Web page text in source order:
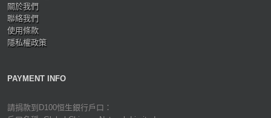
關於我們
聯絡我們
使用條款
隱私權政策
PAYMENT INFO
請捐款到D100恒生銀行戶口：